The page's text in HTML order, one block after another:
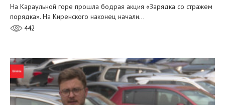
На Караульной горе прошла бодрая акция «Зарядка со стражем
порядка». На Киренского наконец начали…
442